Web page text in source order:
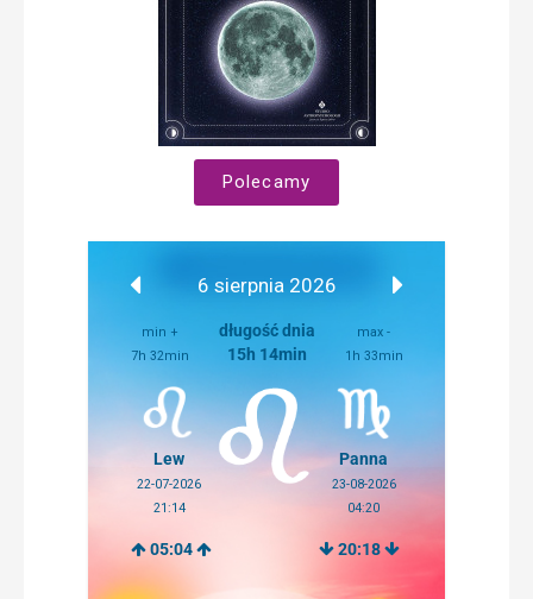
Polecamy
6 sierpnia 2026
min +
7h 32min
długość dnia
15h 14min
max -
1h 33min
Lew
22-07-2026
21:14
Panna
23-08-2026
04:20
05:04 20:18